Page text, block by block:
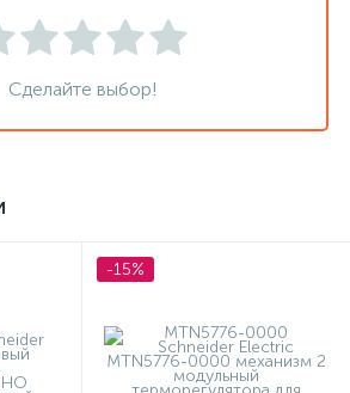
Сделайте выбор!
-15%